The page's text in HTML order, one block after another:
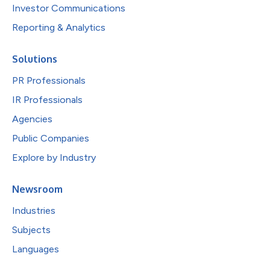
Investor Communications
Reporting & Analytics
Solutions
PR Professionals
IR Professionals
Agencies
Public Companies
Explore by Industry
Newsroom
Industries
Subjects
Languages